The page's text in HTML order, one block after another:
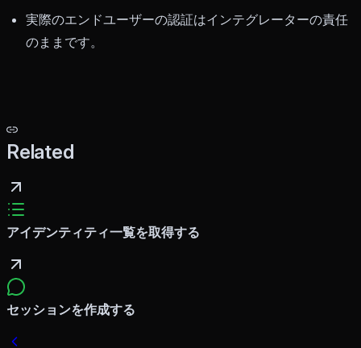
実際のエンドユーザーの認証はインテグレーターの責任
のままです。
Related
アイデンティティ一覧を取得する
セッションを作成する